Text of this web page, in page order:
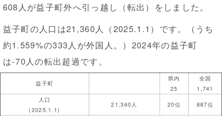
608人が益子町外へ引っ越し（転出）をしました。
益子町の人口は21,360人（2025.1.1）です。（うち
約1.559%の333人が外国人。）2024年の益子町
は-70人の転出超過です。
益子町
県内
25
全国
1,741
人口
(2025.1.1)
21,360人 20位 887位